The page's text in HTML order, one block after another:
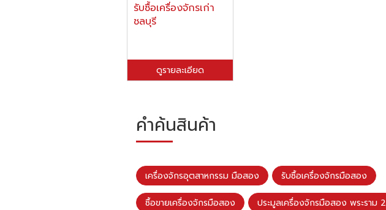
รับซื้อเครื่องจักรเก่า
ชลบุรี
ดูรายละเอียด
คำค้นสินค้า
เครื่องจักรอุตสาหกรรม มือสอง รับซื้อเครื่องจักรมือสอง
ซื้อขายเครื่องจักรมือสอง ประมูลเครื่องจักรมือสอง พระราม 2